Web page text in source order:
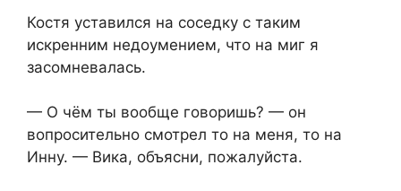
Костя уставился на соседку с таким
искренним недоумением, что на миг я
засомневалась.
— О чём ты вообще говоришь? — он
вопросительно смотрел то на меня, то на
Инну. — Вика, объясни, пожалуйста.